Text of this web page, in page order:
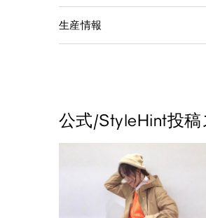
生産情報
公式/StyleHint投